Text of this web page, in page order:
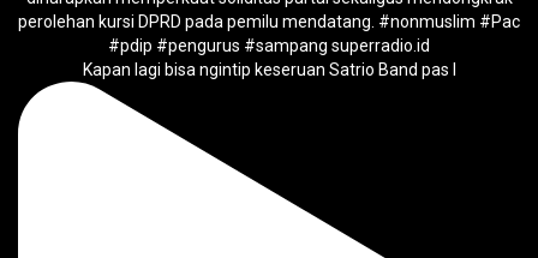
Kapan lagi bisa ngintip keseruan Satrio Band pas l